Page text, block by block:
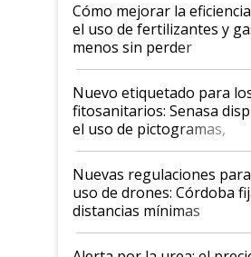
Cómo mejorar la
el uso de fertilizantes y
menos sin perder
productividad en la
fina
Nuevo etiquetado para
fitosanitarios: Senasa
el uso de pictogramas,
palabras de advertencia e
indicaciones
Nuevas regulaciones
uso de drones: Córdoba
distancias mínimas